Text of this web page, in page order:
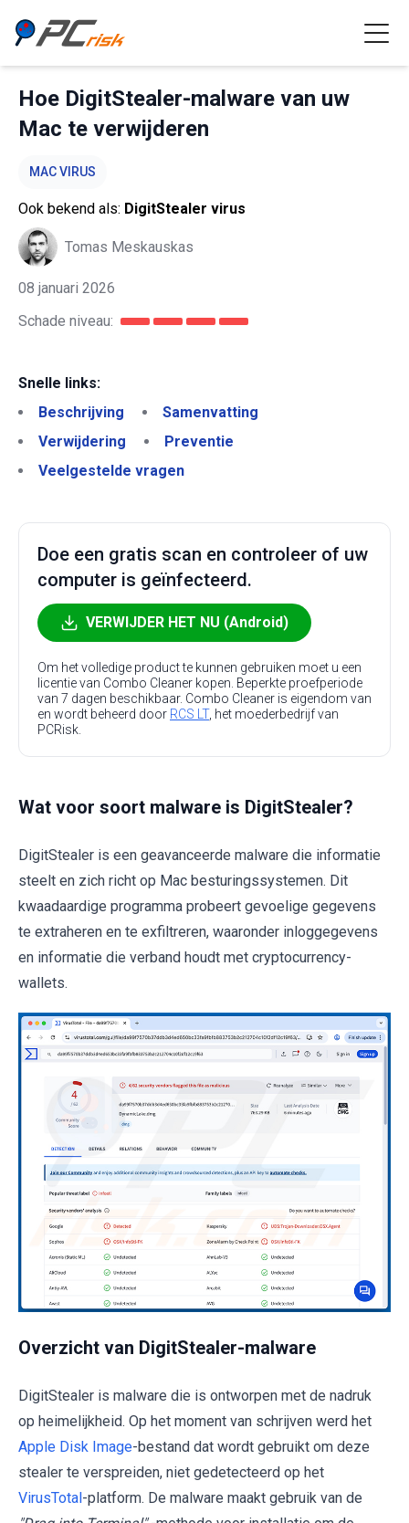
Hoe DigitStealer-malware van uw
Mac te verwijderen
MAC VIRUS
Ook bekend als: DigitStealer virus
Tomas Meskauskas
08 januari 2026
Schade niveau:
Snelle links:
Beschrijving
Samenvatting
Verwijdering
Preventie
Veelgestelde vragen
Doe een gratis scan en controleer of uw
computer is geïnfecteerd.
VERWIJDER HET NU (Android)
Om het volledige product te kunnen gebruiken moet u een
licentie van Combo Cleaner kopen. Beperkte proefperiode
van 7 dagen beschikbaar. Combo Cleaner is eigendom van
en wordt beheerd door RCS LT, het moederbedrijf van
PCRisk.
Wat voor soort malware is DigitStealer?
DigitStealer is een geavanceerde malware die informatie
steelt en zich richt op Mac besturingssystemen. Dit
kwaadaardige programma probeert gevoelige gegevens
te extraheren en te exfiltreren, waaronder inloggegevens
en informatie die verband houdt met cryptocurrency-
wallets.
Overzicht van DigitStealer-malware
DigitStealer is malware die is ontworpen met de nadruk
op heimelijkheid. Op het moment van schrijven werd het
Apple Disk Image-bestand dat wordt gebruikt om deze
stealer te verspreiden, niet gedetecteerd op het
VirusTotal -platform. De malware maakt gebruik van de